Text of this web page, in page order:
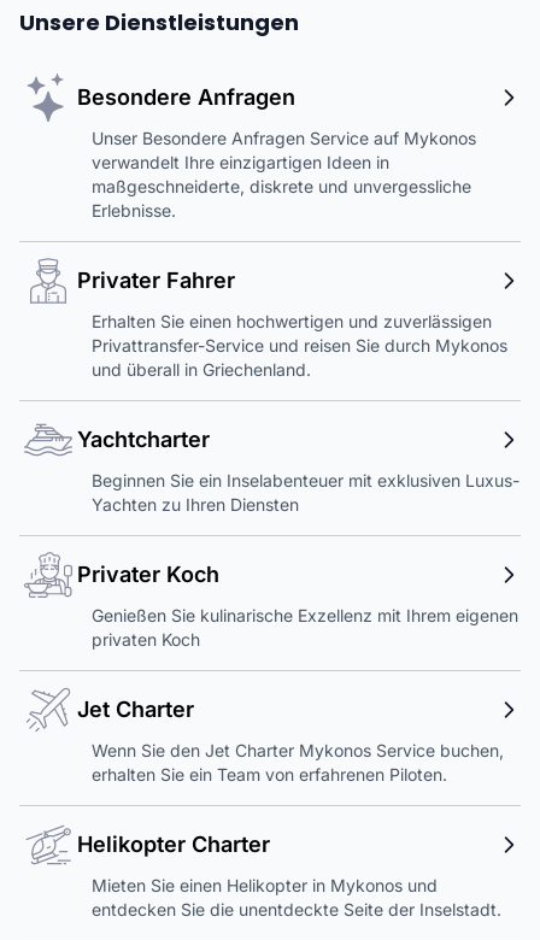
Unsere Dienstleistungen
Besondere Anfragen
Unser Besondere Anfragen Service auf Mykonos
verwandelt Ihre einzigartigen Ideen in
maßgeschneiderte, diskrete und unvergessliche
Erlebnisse.
Privater Fahrer
Erhalten Sie einen hochwertigen und zuverlässigen
Privattransfer-Service und reisen Sie durch Mykonos
und überall in Griechenland.
Yachtcharter
Beginnen Sie ein Inselabenteuer mit exklusiven Luxus-
Yachten zu Ihren Diensten
Privater Koch
Genießen Sie kulinarische Exzellenz mit Ihrem eigenen
privaten Koch
Jet Charter
Wenn Sie den Jet Charter Mykonos Service buchen,
erhalten Sie ein Team von erfahrenen Piloten.
Helikopter Charter
Mieten Sie einen Helikopter in Mykonos und
entdecken Sie die unentdeckte Seite der Inselstadt.